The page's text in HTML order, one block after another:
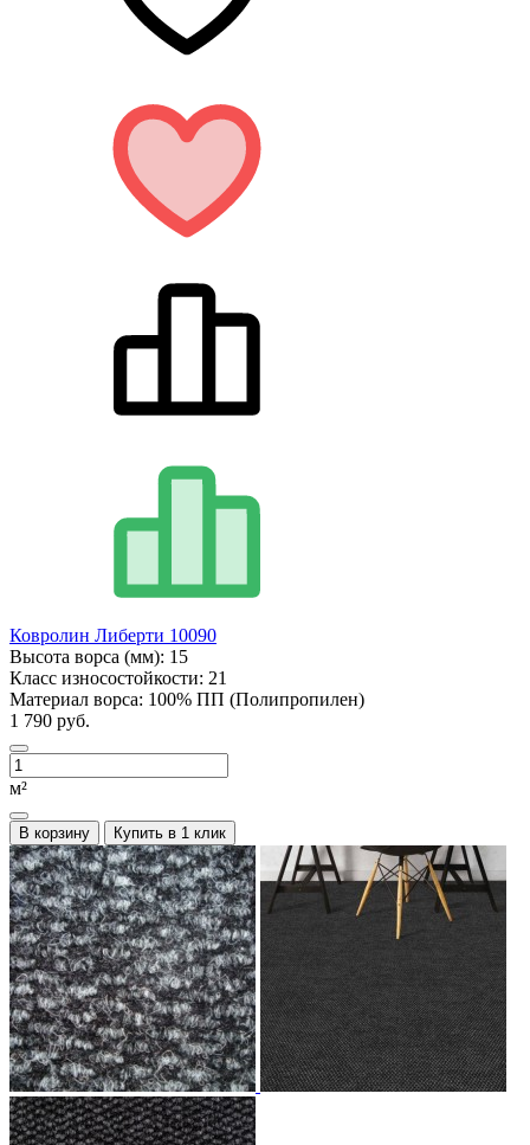
Ковролин Либерти 10090
Высота ворса (мм): 15
Класс износостойкости: 21
Материал ворса: 100% ПП (Полипропилен)
1 790 руб.
м²
В корзину Купить в 1 клик